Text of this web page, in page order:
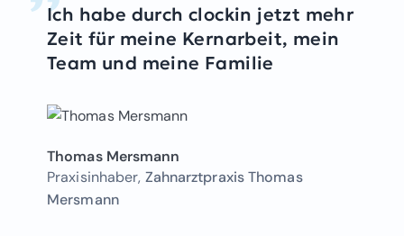
Ich habe durch clockin jetzt mehr
Zeit für meine Kernarbeit, mein
Team und meine Familie
Thomas Mersmann
Praxisinhaber, Zahnarztpraxis Thomas
Mersmann